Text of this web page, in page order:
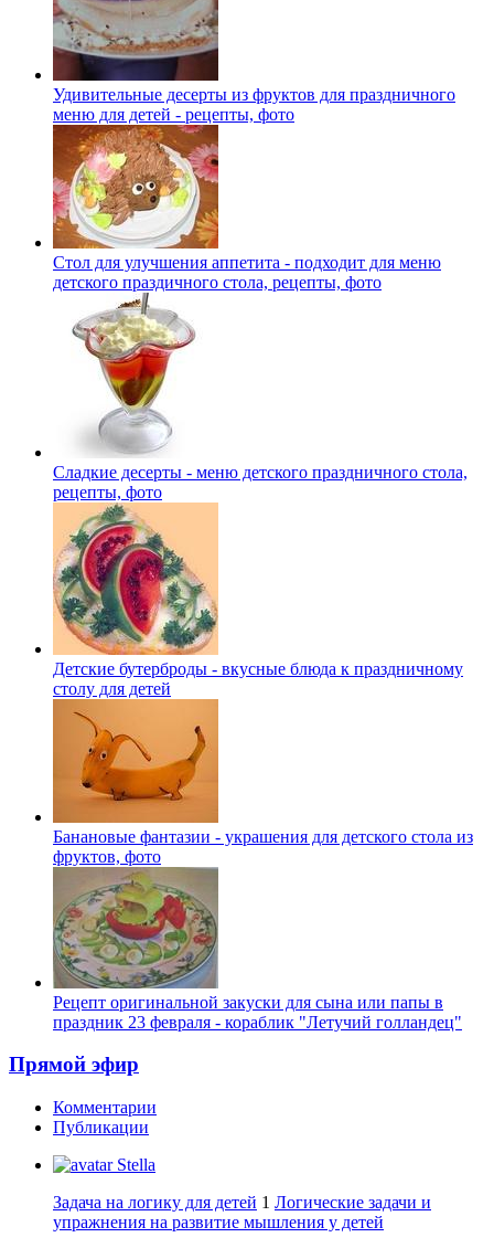
Удивительные десерты из фруктов для праздничного
меню для детей - рецепты, фото
Стол для улучшения аппетита - подходит для меню
детского праздичного стола, рецепты, фото
Сладкие десерты - меню детского праздничного стола,
рецепты, фото
Детские бутерброды - вкусные блюда к праздничному
столу для детей
Банановые фантазии - украшения для детского стола из
фруктов, фото
Рецепт оригинальной закуски для сына или папы в
праздник 23 февраля - кораблик "Летучий голландец"
Прямой эфир
Комментарии
Публикации
Stella
Задача на логику для детей 1 Логические задачи и
упражнения на развитие мышления у детей